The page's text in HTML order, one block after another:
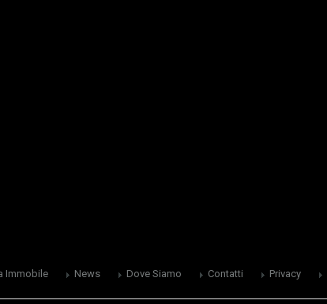
Immobile News Dove Siamo Contatti Privacy